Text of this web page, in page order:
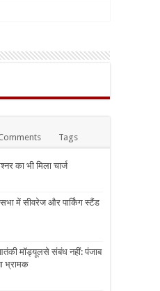
Tags
का भी मिला चार्ज
में सीवरेज और पार्किंग स्टैंड
मॉड्यूलसे संबंध नहीं: पंजाब
भ्रामक